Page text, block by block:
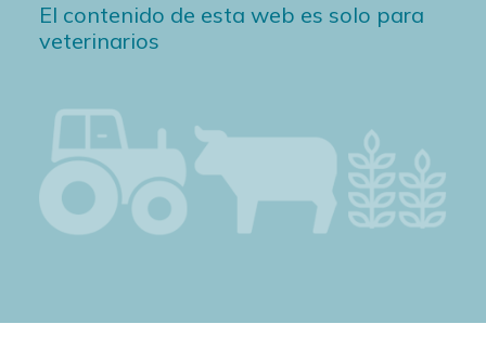
El contenido de esta web es solo para
veterinarios